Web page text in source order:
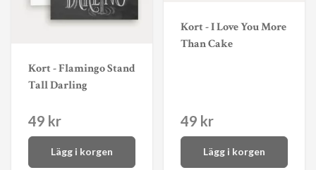
Kort - Flamingo Stand
Tall Darling
49 kr
Lägg i korgen
Kort - I Love You More
Than Cake
49 kr
Lägg i korgen